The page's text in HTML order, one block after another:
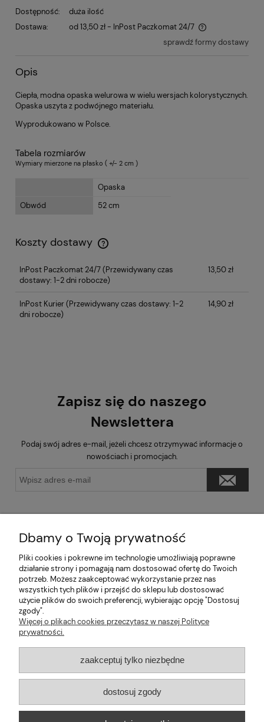
Dostępność:
duża ilość
Dostawa:
od 13,50 zł - InPost Paczkomat 24/7
sprawdź formy dostawy
Opis
Ciepła, modna opaska welurowa w wielu wersjach kolorystycznych.
Opaska uszyta z podwójnego materiału.
Wyprodukowano w Polsce.
Tabela rozmiarów
Wymiary mierzone na płasko ( +/- 2 cm )
Opaska
Obwód
52 cm
Koszty dostawy
InPost Paczkomat 24/7(Przewidywany czas
dostawy: 1-2 dni robocze)
13,50 zł
InPost Kurier(Przewidywany czas dostawy: 1-2
dni robocze)
14,90 zł
Zapisz się do naszego
Newslettera
Podaj swój adres e-mail, jeżeli chcesz otrzymywać informacje o
nowościach i promocjach.
Pomoc
Moje konto
Informacje
2026 © mabaje
Sklep internetowy Shoper Premium
Dbamy o Twoją prywatność
Pliki cookies i pokrewne im technologie umożliwiają poprawne
działanie strony i pomagają nam dostosować ofertę do Twoich
potrzeb. Możesz zaakceptować wykorzystanie przez nas
wszystkich tych plików i przejść do sklepu lub dostosować
użycie plików do swoich preferencji, wybierając opcję "Dostosuj
zgody".
Więcej o plikach cookies przeczytasz w naszej Polityce
prywatności.
zaakceptuj tylko niezbędne
dostosuj zgody